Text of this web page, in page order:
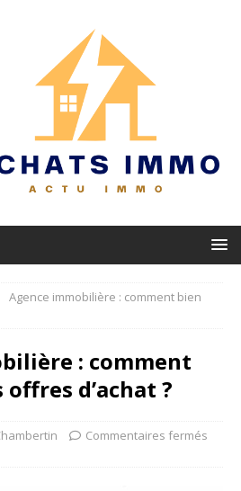
Agence immobilière : comment bien
: comment
d’achat ?
Commentaires fermés